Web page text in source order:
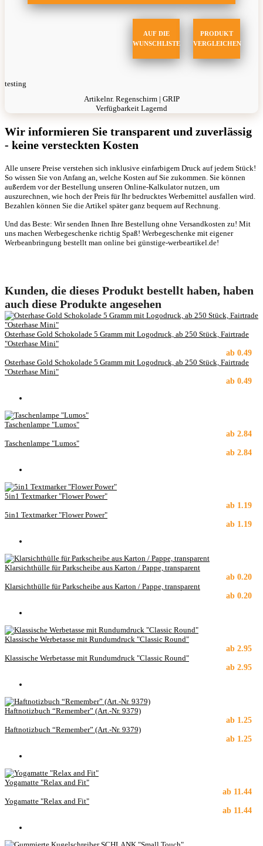
AUF DIE
WUNSCHLISTE
PRODUKT
VERGLEICHEN
testing
Artikelnr. Regenschirm | GRIP
Verfügbarkeit Lagernd
Wir informieren Sie transparent und zuverlässig
- keine versteckten Kosten
Alle unsere Preise verstehen sich inklusive einfarbigem Druck auf jedem Stück!
So wissen Sie von Anfang an, welche Kosten auf Sie zukommen. Sie können
außerdem vor der Bestellung unseren Online-Kalkulator nutzen, um
auszurechnen, wie hoch der Preis für Ihr bedrucktes Werbemittel ausfallen wird.
Bezahlen können Sie die Artikel später ganz bequem auf Rechnung.
Und das Beste: Wir senden Ihnen Ihre Bestellung ohne Versandkosten zu! Mit
uns machen Werbegeschenke richtig Spaß! Werbegeschenke mit eigener
Werbeanbringung bestellt man online bei günstige-werbeartikel.de!
Kunden, die dieses Produkt bestellt haben, haben
auch diese Produkte angesehen
Osterhase Gold Schokolade 5 Gramm mit Logodruck, ab 250 Stück, Fairtrade
"Osterhase Mini"
ab 0.49
Osterhase Gold Schokolade 5 Gramm mit Logodruck, ab 250 Stück, Fairtrade
"Osterhase Mini"
ab 0.49
Taschenlampe "Lumos"
ab 2.84
Taschenlampe "Lumos"
ab 2.84
5in1 Textmarker "Flower Power"
ab 1.19
5in1 Textmarker "Flower Power"
ab 1.19
Klarsichthülle für Parkscheibe aus Karton / Pappe, transparent
ab 0.20
Klarsichthülle für Parkscheibe aus Karton / Pappe, transparent
ab 0.20
Klassische Werbetasse mit Rundumdruck "Classic Round"
ab 2.95
Klassische Werbetasse mit Rundumdruck "Classic Round"
ab 2.95
Haftnotizbuch “Remember” (Art.-Nr. 9379)
ab 1.25
Haftnotizbuch “Remember” (Art.-Nr. 9379)
ab 1.25
Yogamatte "Relax and Fit"
ab 11.44
Yogamatte "Relax and Fit"
ab 11.44